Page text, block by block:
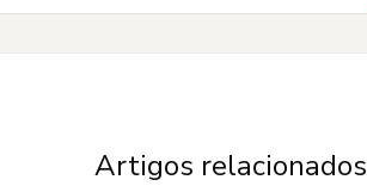
Artigos relacionados